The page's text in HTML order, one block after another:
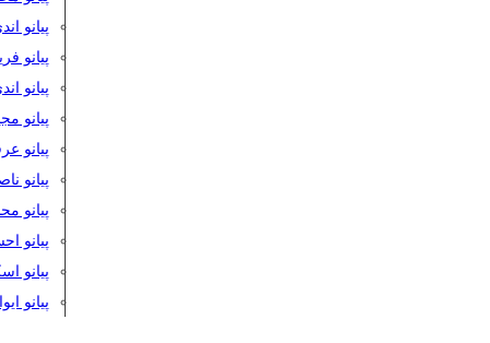
پیانو
پیانو
پیانو
پیانو
پیانو
پیانو
پیانو
پیانو
پیانو
پیانو